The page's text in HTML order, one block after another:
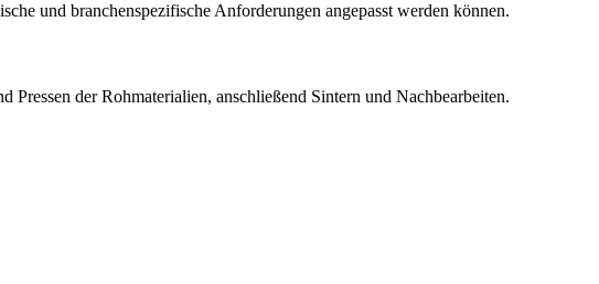
und branchenspezifische Anforderungen angepasst werden können.
der Rohmaterialien, anschließend Sintern und Nachbearbeiten.